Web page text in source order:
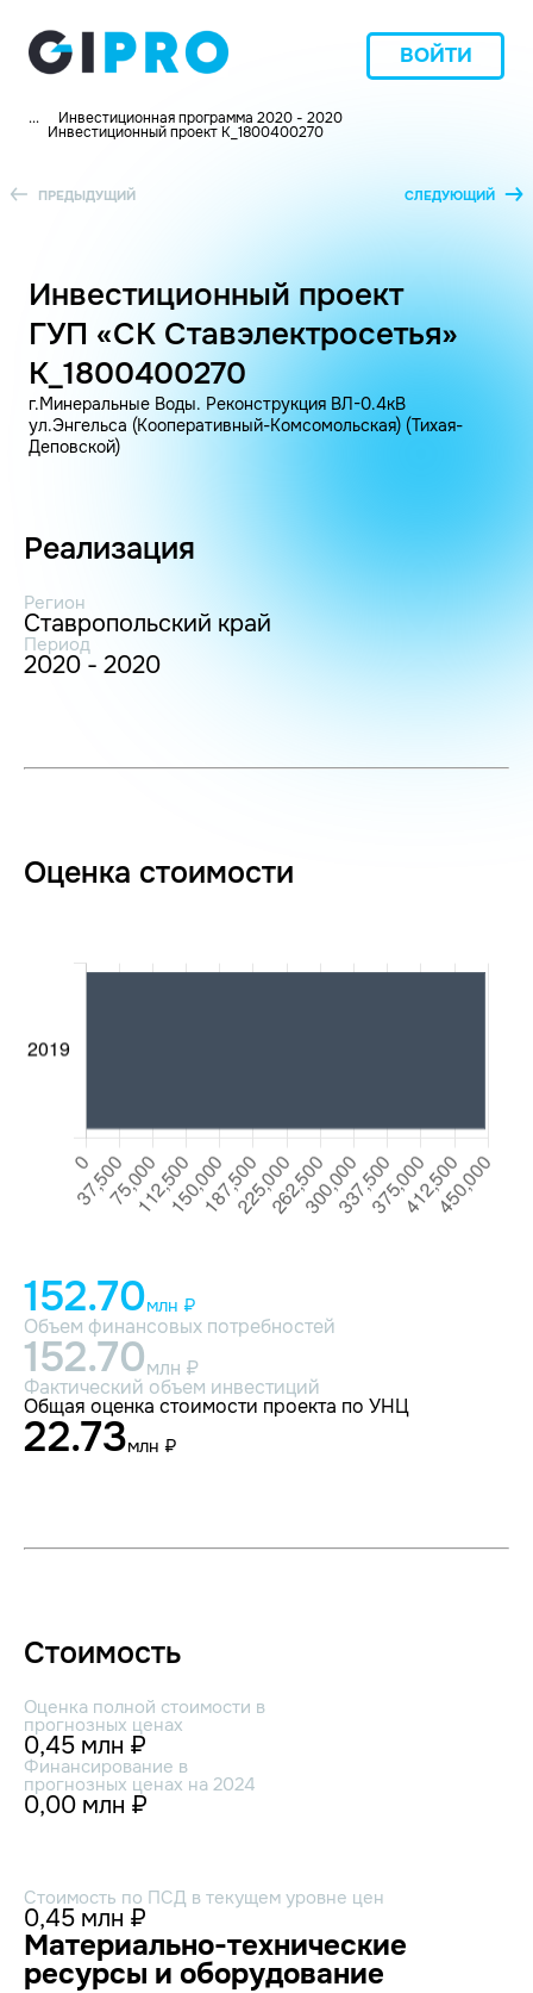
ВОЙТИ
... Инвестиционная программа 2020 - 2020
Инвестиционный проект K_1800400270
ПРЕДЫДУЩИЙ СЛЕДУЮЩИЙ
Инвестиционный проект
ГУП «СК Ставэлектросетья»
K_1800400270
г.Минеральные Воды. Реконструкция ВЛ-0.4кВ
ул.Энгельса (Кооперативный-Комсомольская) (Тихая-
Деповской)
Реализация
Регион
Ставропольский край
Период
2020 - 2020
Оценка стоимости
152.70млн ₽
Объем финансовых потребностей
152.70млн ₽
Фактический объем инвестиций
Общая оценка стоимости проекта по УНЦ
22.73млн ₽
Стоимость
Оценка полной стоимости в
прогнозных ценах
0,45 млн ₽
Финансирование в
прогнозных ценах на 2024
0,00 млн ₽
Стоимость по ПСД в текущем уровне цен
0,45 млн ₽
Материально-технические
ресурсы и оборудование